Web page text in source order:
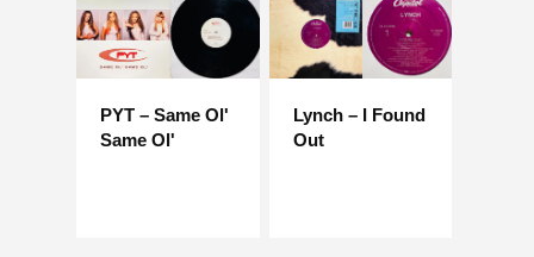
PYT – Same Ol'
Same Ol'
Lynch – I Found
Out